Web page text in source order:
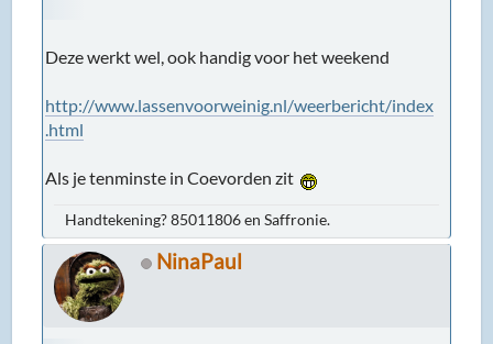
Deze werkt wel, ook handig voor het weekend
http://www.lassenvoorweinig.nl/weerbericht/index
.html
Als je tenminste in Coevorden zit
Handtekening? 85011806 en Saffronie.
NinaPaul